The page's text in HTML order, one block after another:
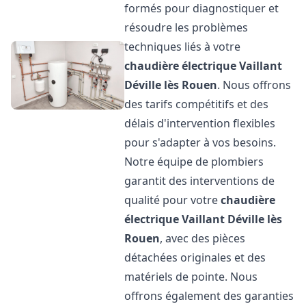
formés pour diagnostiquer et
résoudre les problèmes
techniques liés à votre
chaudière électrique Vaillant
Déville lès Rouen. Nous offrons
des tarifs compétitifs et des
délais d'intervention flexibles
pour s'adapter à vos besoins.
Notre équipe de plombiers
garantit des interventions de
qualité pour votrechaudière
électrique Vaillant Déville lès
Rouen, avec des pièces
détachées originales et des
matériels de pointe. Nous
offrons également des garanties